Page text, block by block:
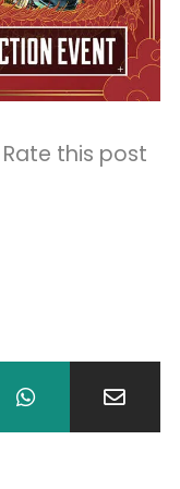
Rate this post